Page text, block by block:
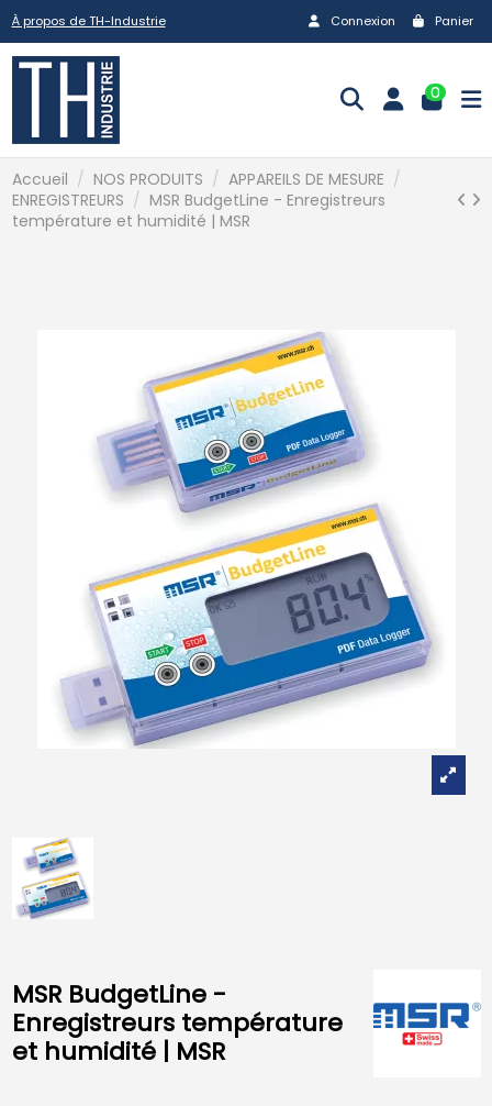
À propos de TH-Industrie Connexion Panier
0
Accueil NOS PRODUITS
APPAREILS DE MESURE
ENREGISTREURS
MSR BudgetLine - Enregistreurs
température et humidité | MSR
MSR BudgetLine -
Enregistreurs température
et humidité | MSR